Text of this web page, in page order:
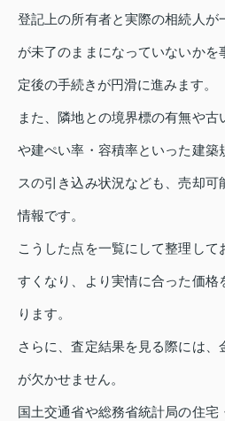
登記上の所有者と実際の相続人が
が未了のままになっていないかを
定後の手続きが円滑に進みます。
また、隣地との境界標の有無や
や建ぺい率・容積率といった建築
スの引き込み状況なども、売却可
情報です。
こうした点を一覧にして整理し
すくなり、より実情に合った価格
ります。
さらに、査定結果を見る際には
が欠かせません。
国土交通省や総務省統計局の住宅